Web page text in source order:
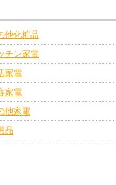
他化粧品
チン家電
家電
家電
他家電
品